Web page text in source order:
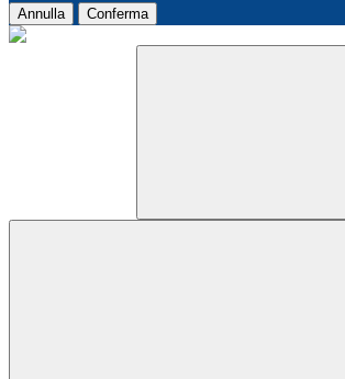
Annulla Conferma